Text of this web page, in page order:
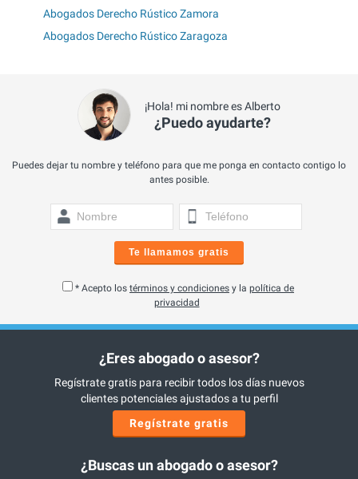
Abogados Derecho Rústico Zamora
Abogados Derecho Rústico Zaragoza
¡Hola! mi nombre es Alberto
¿Puedo ayudarte?
Puedes dejar tu nombre y teléfono para que me ponga en contacto contigo lo
antes posible.
Te llamamos gratis
* Acepto los términos y condiciones y la política de
privacidad
¿Eres abogado o asesor?
Regístrate gratis para recibir todos los días nuevos
clientes potenciales ajustados a tu perfil
Regístrate gratis
¿Buscas un abogado o asesor?